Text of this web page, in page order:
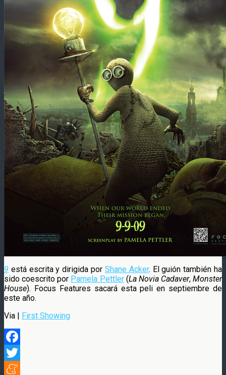
9 está escrita y dirigida por Shane Acker. El guión también ha
sido coescrito por Pamela Pettler(La Novia Cadaver, Monster
House). Focus Features sacará esta peli en septiembre de
este año.
Via | First Showing
Facebook
Twitter